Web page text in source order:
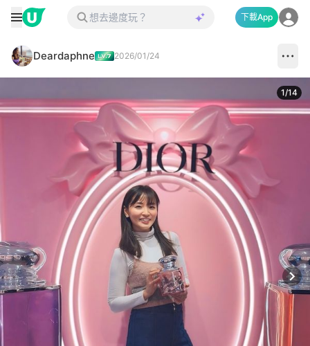
下載App
Deardaphne 2026/01/24
1/14